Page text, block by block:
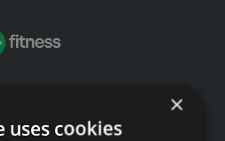
×
uses cookies